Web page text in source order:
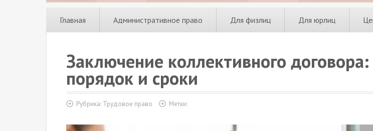
Главная Административное право Для физлиц Для юрлиц
Заключение коллективного договора:
порядок и сроки
Рубрика: Трудовое право Метки: